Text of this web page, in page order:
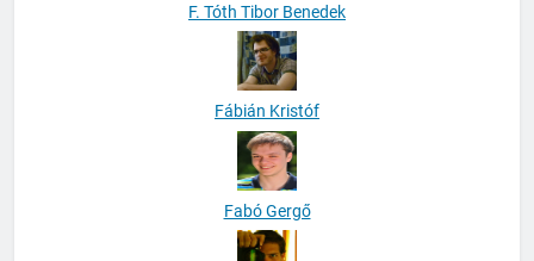
F. Tóth Tibor Benedek
Fábián Kristóf
Fabó Gergő